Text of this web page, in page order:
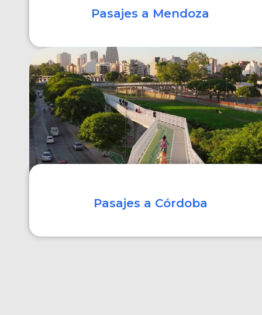
Pasajes a Mendoza
COMPRAR
Pasajes a Córdoba